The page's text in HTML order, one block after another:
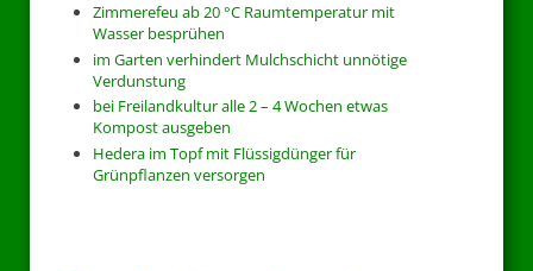
Zimmerefeu ab 20 °C Raumtemperatur mit
Wasser besprühen
im Garten verhindert Mulchschicht unnötige
Verdunstung
bei Freilandkultur alle 2 – 4 Wochen etwas
Kompost ausgeben
Hedera im Topf mit Flüssigdünger für
Grünpflanzen versorgen